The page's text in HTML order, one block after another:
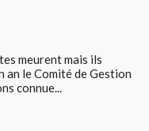
meurent mais ils
an le Comité de Gestion
connue...